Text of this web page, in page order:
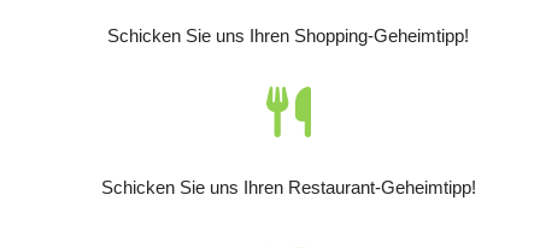
Schicken Sie uns Ihren Shopping-Geheimtipp!
Schicken Sie uns Ihren Restaurant-Geheimtipp!